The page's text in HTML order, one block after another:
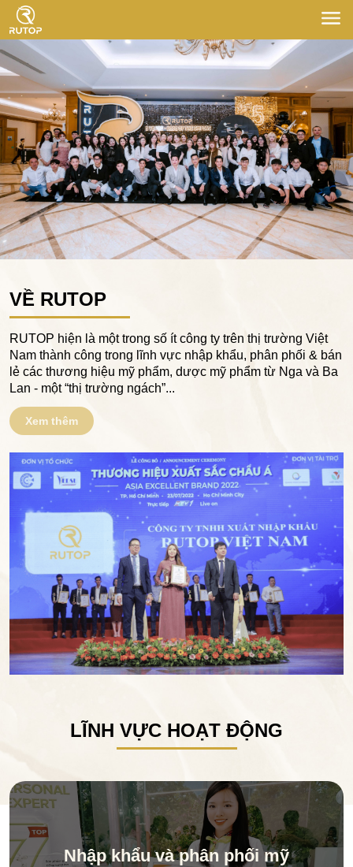
VỀ RUTOP
RUTOP hiện là một trong số ít công ty trên thị trường Việt
Nam thành công trong lĩnh vực nhập khẩu, phân phối & bán
lẻ các thương hiệu mỹ phẩm, dược mỹ phẩm từ Nga và Ba
Lan - một “thị trường ngách”...
Xem thêm
LĨNH VỰC HOẠT ĐỘNG
Nhập khẩu và phân phối mỹ